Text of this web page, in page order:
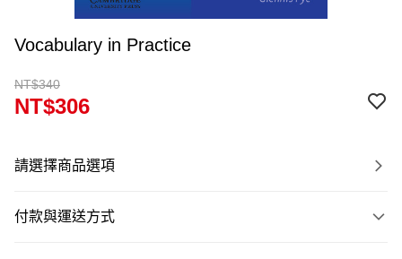
Vocabulary in Practice
NT$340
NT$306
請選擇商品選項
付款與運送方式